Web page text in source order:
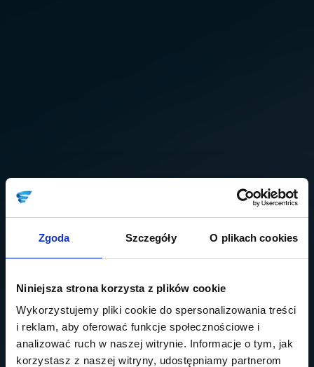
Zgoda Szczegóły O plikach cookies
Niniejsza strona korzysta z plików cookie
Wykorzystujemy pliki cookie do spersonalizowania treści
i reklam, aby oferować funkcje społecznościowe i
analizować ruch w naszej witrynie. Informacje o tym, jak
korzystasz z naszej witryny, udostępniamy partnerom